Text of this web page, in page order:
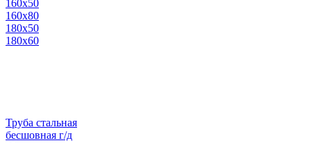
160х50
160х80
180х50
180х60
Труба стальная
бесшовная г/д